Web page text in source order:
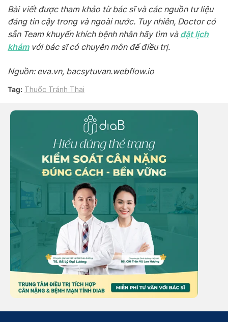
Bài viết được tham khảo từ bác sĩ và các nguồn tư liệu
đáng tin cậy trong và ngoài nước. Tuy nhiên, Doctor có
sẵn Team khuyến khích bệnh nhân hãy tìm và đặt lịch
khámvới bác sĩ có chuyên môn để điều trị.
Nguồn: eva.vn, bacsytuvan.webflow.io
Tag: Thuốc Tránh Thai